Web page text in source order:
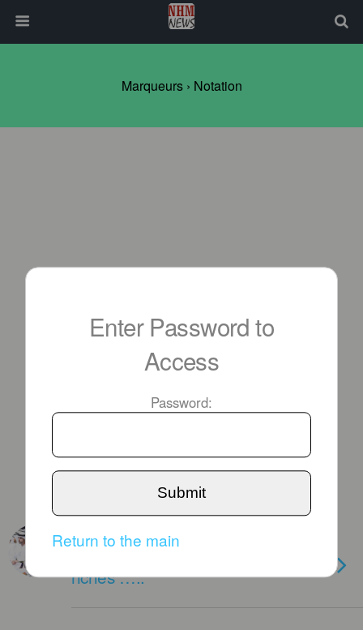
Marqueurs › Notation
Heureusement « ils » sont (très)
riches …..
Enter Password to
Access
Password:
Submit
Return to the main